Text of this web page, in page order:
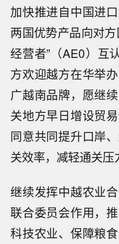
加快推进自中国进
两国优势产品向对
经营者”（AE0）互
方欢迎越方在华举
广越南品牌，愿继
关地方早日增设贸
同意共同提升口岸
关效率，减轻通关压
继续发挥中越农业
联合委员会作用，
科技农业、保障粮